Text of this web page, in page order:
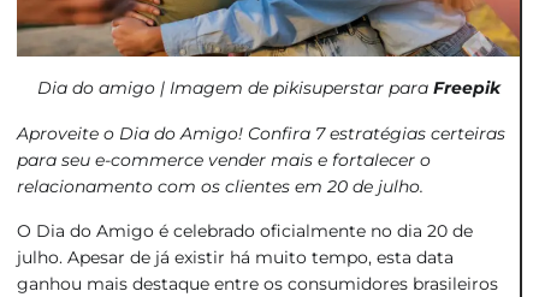
Dia do amigo | Imagem de pikisuperstar para Freepik
Aproveite o Dia do Amigo! Confira 7 estratégias certeiras
para seu e-commerce vender mais e fortalecer o
relacionamento com os clientes em 20 de julho.
O Dia do Amigo é celebrado oficialmente no dia 20 de
julho. Apesar de já existir há muito tempo, esta data
ganhou mais destaque entre os consumidores brasileiros